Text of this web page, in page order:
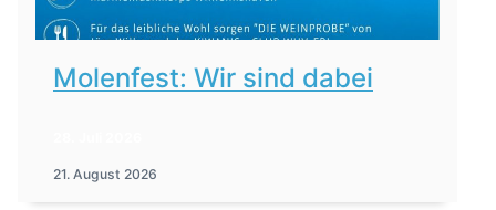
Molenfest: Wir sind dabei
21. August 2026